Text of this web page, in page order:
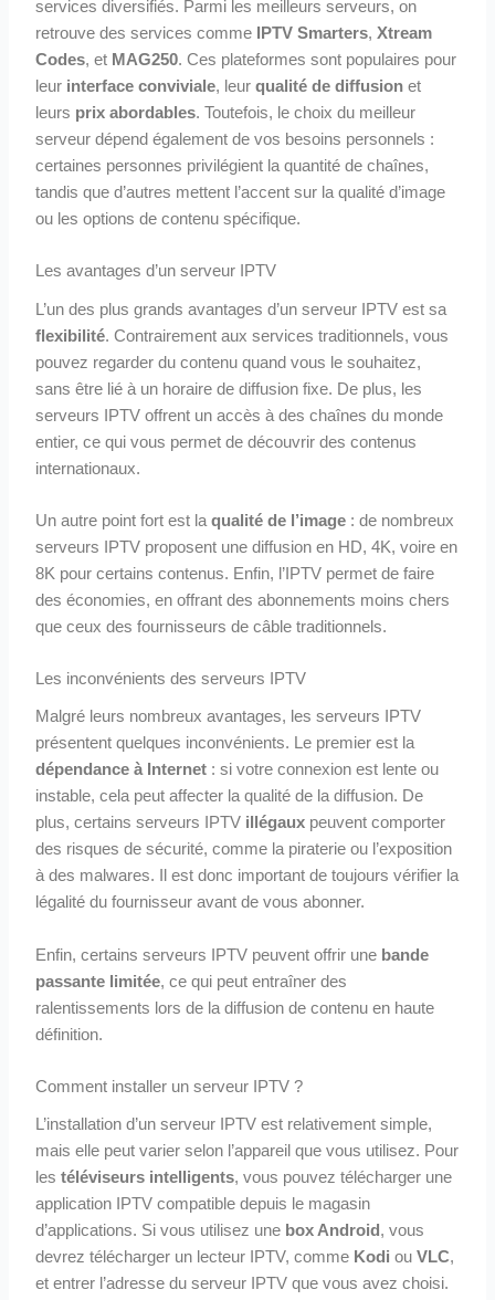
services diversifiés. Parmi les meilleurs serveurs, on
retrouve des services comme
IPTV Smarters,Xtream
Codes, et MAG250. Ces plateformes sont populaires pour
leur interface conviviale, leurqualité de diffusion et
leurs prix abordables. Toutefois, le choix du meilleur
serveur dépend également de vos besoins personnels :
certaines personnes privilégient la quantité de chaînes,
tandis que d’autres mettent l’accent sur la qualité d’image
ou les options de contenu spécifique.
Les avantages d’un serveur IPTV
L’un des plus grands avantages d’un serveur IPTV est sa
flexibilité. Contrairement aux services traditionnels, vous
pouvez regarder du contenu quand vous le souhaitez,
sans être lié à un horaire de diffusion fixe. De plus, les
serveurs IPTV offrent un accès à des chaînes du monde
entier, ce qui vous permet de découvrir des contenus
internationaux.
Un autre point fort est laqualité de l’image : de nombreux
serveurs IPTV proposent une diffusion en HD, 4K, voire en
8K pour certains contenus. Enfin, l’IPTV permet de faire
des économies, en offrant des abonnements moins chers
que ceux des fournisseurs de câble traditionnels.
Les inconvénients des serveurs IPTV
Malgré leurs nombreux avantages, les serveurs IPTV
présentent quelques inconvénients. Le premier est la
dépendance à Internet : si votre connexion est lente ou
instable, cela peut affecter la qualité de la diffusion. De
plus, certains serveurs IPTV illégaux peuvent comporter
des risques de sécurité, comme la piraterie ou l’exposition
à des malwares. Il est donc important de toujours vérifier la
légalité du fournisseur avant de vous abonner.
Enfin, certains serveurs IPTV peuvent offrir une bande
passante limitée, ce qui peut entraîner des
ralentissements lors de la diffusion de contenu en haute
définition.
Comment installer un serveur IPTV ?
L’installation d’un serveur IPTV est relativement simple,
mais elle peut varier selon l’appareil que vous utilisez. Pour
lestéléviseurs intelligents, vous pouvez télécharger une
application IPTV compatible depuis le magasin
d’applications. Si vous utilisez une box Android , vous
devrez télécharger un lecteur IPTV, comme Kodi ouVLC,
et entrer l’adresse du serveur IPTV que vous avez choisi.